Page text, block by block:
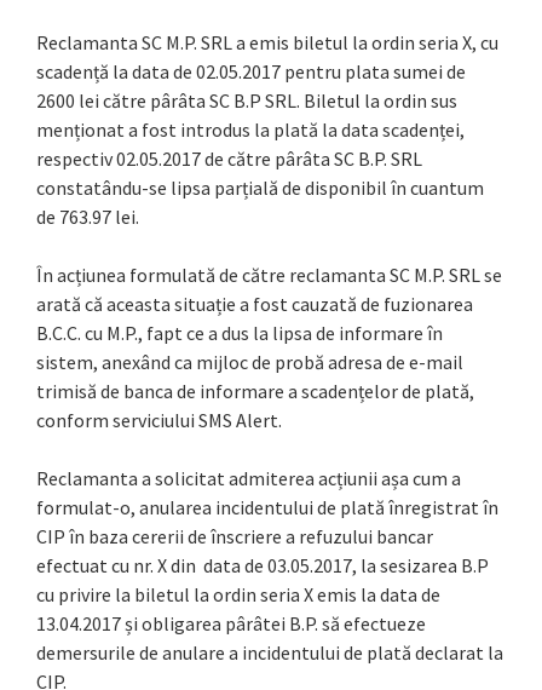
Reclamanta SC M.P. SRL a emis biletul la ordin seria X, cu
scadență la data de 02.05.2017 pentru plata sumei de
2600 lei către pârâta SC B.P SRL. Biletul la ordin sus
menționat a fost introdus la plată la data scadenței,
respectiv 02.05.2017 de către pârâta SC B.P. SRL
constatându-se lipsa parțială de disponibil în cuantum
de 763.97 lei.
În acțiunea formulată de către reclamanta SC M.P. SRL se
arată că aceasta situație a fost cauzată de fuzionarea
B.C.C. cu M.P., fapt ce a dus la lipsa de informare în
sistem, anexând ca mijloc de probă adresa de e-mail
trimisă de banca de informare a scadențelor de plată,
conform serviciului SMS Alert.
Reclamanta a solicitat admiterea acțiunii așa cum a
formulat-o, anularea incidentului de plată înregistrat în
CIP în baza cererii de înscriere a refuzului bancar
efectuat cu nr. X din data de 03.05.2017, la sesizarea B.P
cu privire la biletul la ordin seria X emis la data de
13.04.2017 și obligarea pârâtei B.P. să efectueze
demersurile de anulare a incidentului de plată declarat la
CIP.